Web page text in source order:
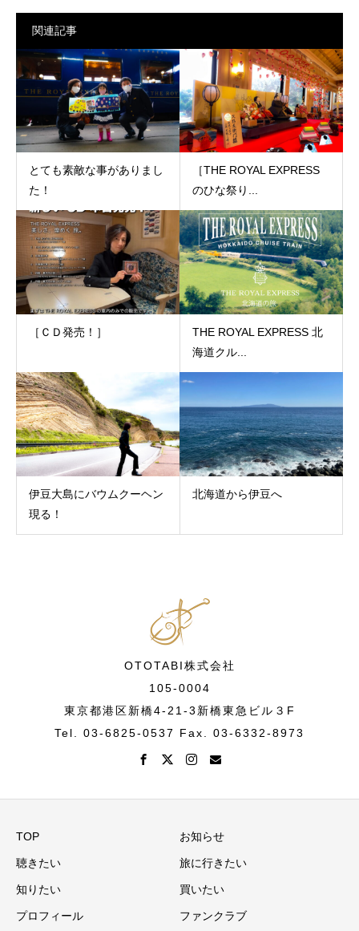
関連記事
とても素敵な事がありまし
た！
［THE ROYAL EXPRESS
のひな祭り...
［ＣＤ発売！］
THE ROYAL EXPRESS 北
海道クル...
伊豆大島にバウムクーヘン
現る！
北海道から伊豆へ
OTOTABI株式会社
105-0004
東京都港区新橋4-21-3新橋東急ビル３F
Tel. 03-6825-0537 Fax. 03-6332-8973
TOP お知らせ
聴きたい 旅に行きたい
知りたい 買いたい
プロフィール ファンクラブ